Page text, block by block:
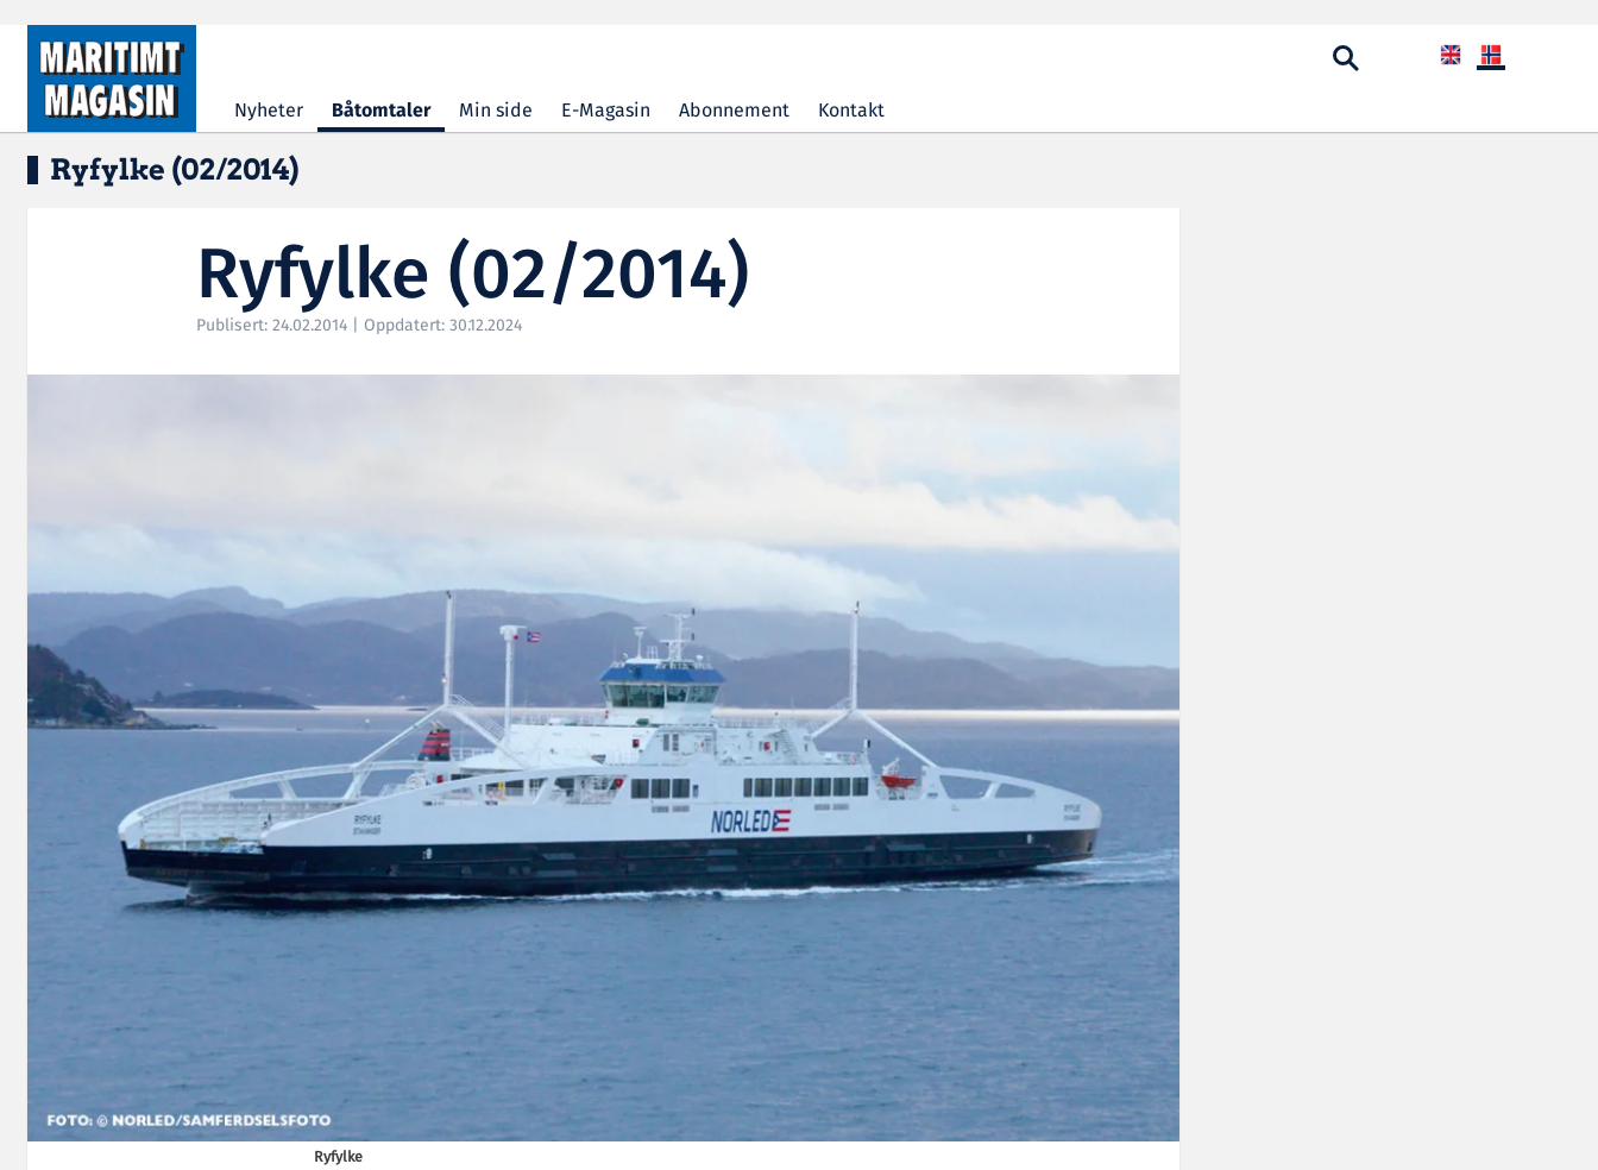
Hopp til hovedinnhold
Nyheter Båtomtaler Min side E-Magasin Abonnement Kontakt
Ryfylke (02/2014)
Ryfylke (02/2014)
Publisert: 24.02.2014 | Oppdatert: 30.12.2024
Ryfylke